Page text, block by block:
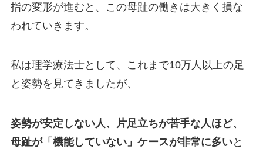
指の変形が進むと、この母趾の働きは大きく損な
われていきます。
私は理学療法士として、これまで10万人以上の足
と姿勢を見てきましたが、
姿勢が安定しない人、片足立ちが苦手な人ほど、
母趾が「機能していない」ケースが非常に多いと